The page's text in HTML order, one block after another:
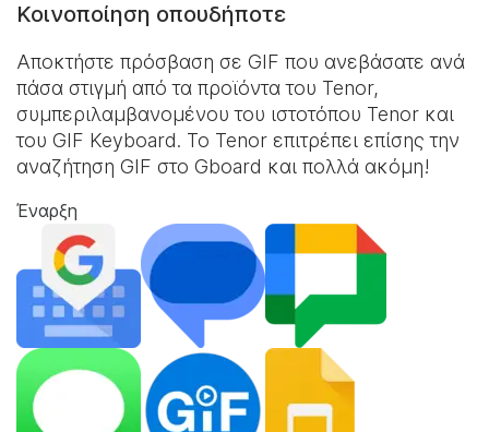
Κοινοποίηση οπουδήποτε
Αποκτήστε πρόσβαση σε GIF που ανεβάσατε ανά
πάσα στιγμή από τα προϊόντα του Tenor,
συμπεριλαμβανομένου του ιστοτόπου Tenor και
του GIF Keyboard. Το Tenor επιτρέπει επίσης την
αναζήτηση GIF στο Gboard και πολλά ακόμη!
Έναρξη